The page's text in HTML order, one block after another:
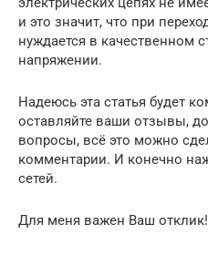
и это значит, что при
нуждается в качественном
напряжении.
Надеюсь эта статья будет
оставляйте ваши отзывы,
вопросы, всё это можно
комментарии. И конечно
сетей.
Для меня важен Ваш отклик!